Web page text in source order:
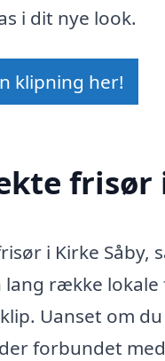
i dit nye look.
klipning her!
frisør
i Kirke
lang række
Uanset om
forbundet